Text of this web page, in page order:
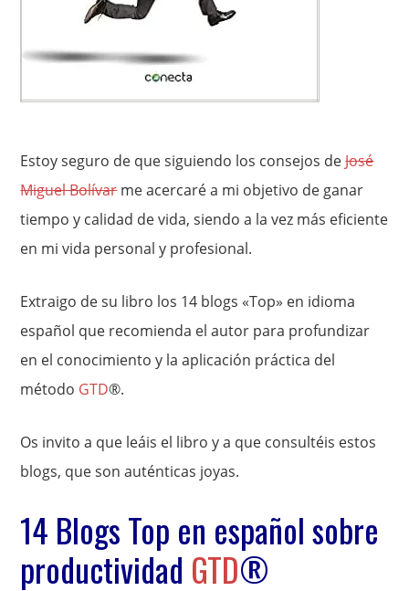
Estoy seguro de que siguiendo los consejos deJosé
Miguel Bolívarme acercaré a mi objetivo de ganar
tiempo y calidad de vida, siendo a la vez más eficiente
en mi vida personal y profesional.
Extraigo de su libro los 14 blogs «Top» en idioma
español que recomienda el autor para profundizar
en el conocimiento y la aplicación práctica del
método GTD®.
Os invito a que leáis el libro y a que consultéis estos
blogs, que son auténticas joyas.
14 Blogs Top en español sobre
productividad GTD®